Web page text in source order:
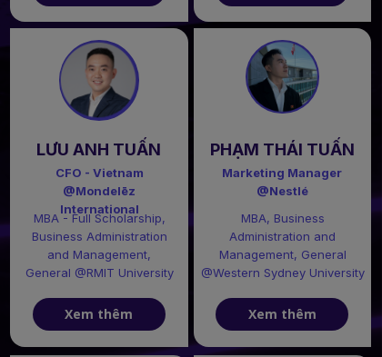
Xem thêm
LƯU ANH TUẤN
CFO - Vietnam
@Mondelēz
International
MBA - Full Scholarship,
Business Administration
and Management,
General @RMIT University
MBA, Business
Administration and
Management, General
@Western Sydney University
PHẠM THÁI TUẤN
Marketing Manager
@Nestlé
Xem thêm